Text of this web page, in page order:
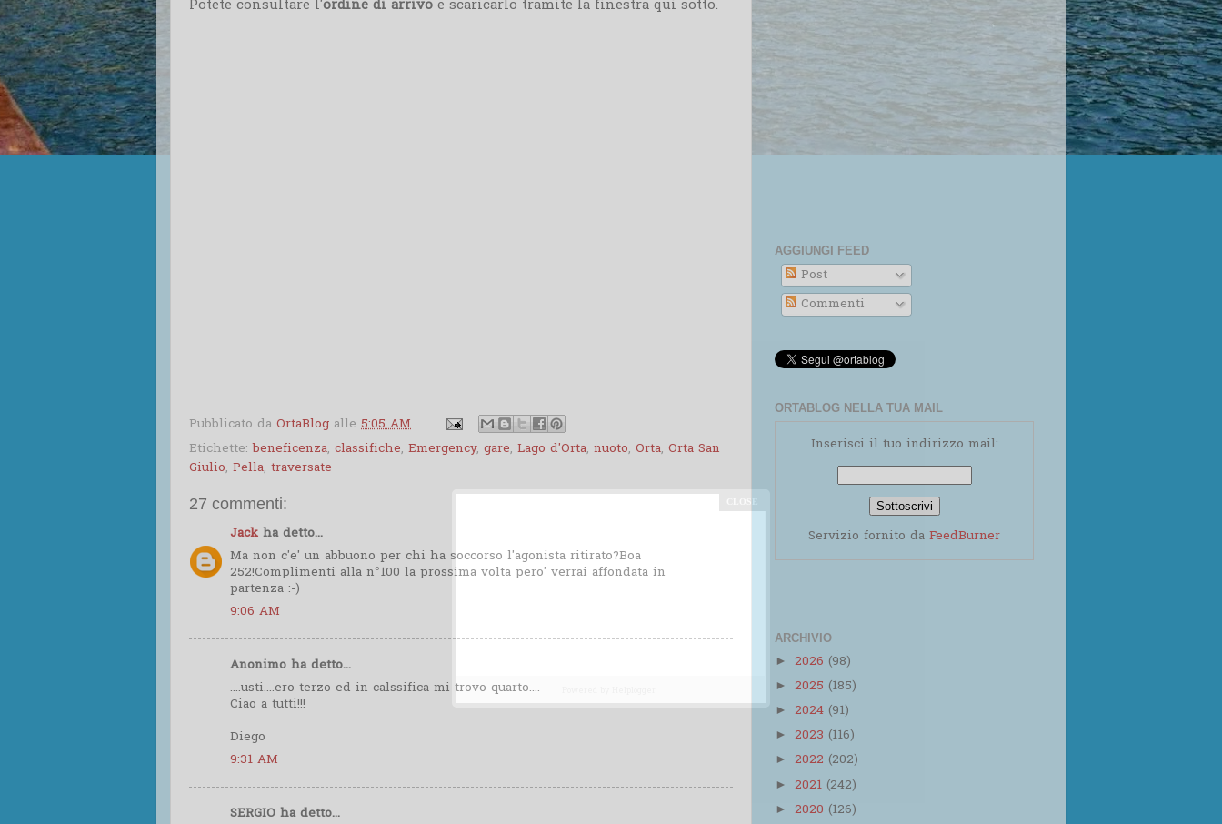
Potete consultare l'ordine di arrivo e scaricarlo tramite la finestra qui sotto.
Pubblicato da OrtaBlog alle 5:05 AM
Etichette:beneficenza, classifiche, Emergency, gare, Lago d'Orta, nuoto, Orta, Orta San
Giulio, Pella, traversate
27 commenti:
Jack ha detto...
Ma non c'e' un abbuono per chi ha soccorso l'agonista ritirato?Boa
252!Complimenti alla n°100 la prossima volta pero' verrai affondata in
partenza :-)
9:06 AM
Anonimo ha detto...
....usti....ero terzo ed in calssifica mi trovo quarto....
Ciao a tutti!!!
Diego
9:31 AM
SERGIO ha detto...
AGGIUNGI FEED
Post
Commenti
ORTABLOG NELLA TUA MAIL
Inserisci il tuo indirizzo mail:
Servizio fornito da FeedBurner
ARCHIVIO
► 2026 (98)
► 2025 (185)
► 2024 (91)
► 2023 (116)
► 2022 (202)
► 2021 (242)
► 2020 (126)